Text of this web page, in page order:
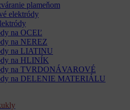
plameňom
elektródy
na OCEĽ
na NEREZ
na LIATINU
na HLINÍK
na TVRDONÁVAROVÉ
na DELENIE MATERIÁLU